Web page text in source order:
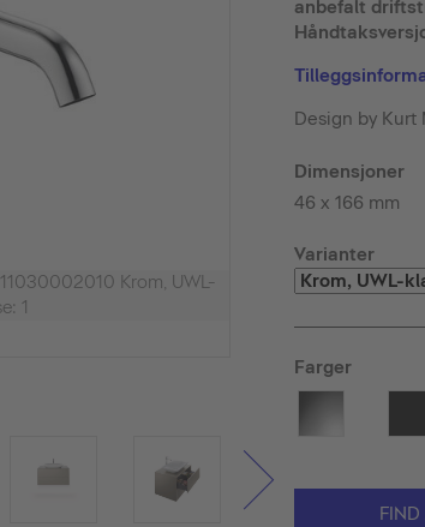
Krom, UWL-
1
anbefalt
Design by Kurt
Dimensjoner
46 x 166 mm
Varianter
Farger
FIND